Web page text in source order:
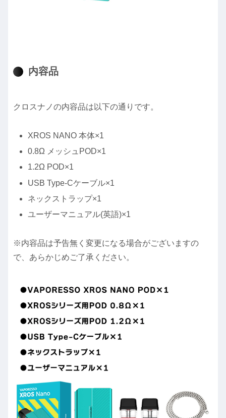
内容品
クロスナノの内容品は以下の通りです。
XROS NANO 本体×1
0.8Ω メッシュPOD×1
1.2Ω POD×1
USB Type-Cケーブル×1
ネックストラップ×1
ユーザーマニュアル(英語)×1
※内容品は予告無く変更になる場合がございますの
で、あらかじめご了承ください。